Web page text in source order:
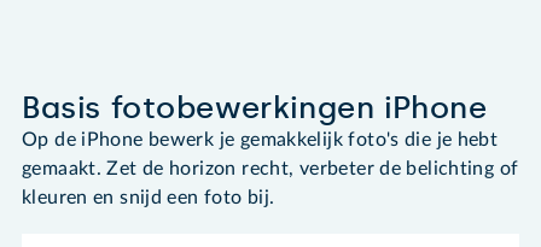
Basis fotobewerkingen iPhone
Op de iPhone bewerk je gemakkelijk foto's die je hebt
gemaakt. Zet de horizon recht, verbeter de belichting of
kleuren en snijd een foto bij.